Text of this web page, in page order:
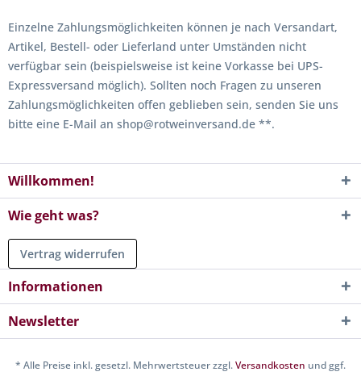
Einzelne Zahlungsmöglichkeiten können je nach Versandart,
Artikel, Bestell- oder Lieferland unter Umständen nicht
verfügbar sein (beispielsweise ist keine Vorkasse bei UPS-
Expressversand möglich). Sollten noch Fragen zu unseren
Zahlungsmöglichkeiten offen geblieben sein, senden Sie uns
bitte eine E-Mail an shop@rotweinversand.de **.
Willkommen!
Wie geht was?
Vertrag widerrufen
Informationen
Newsletter
* Alle Preise inkl. gesetzl. Mehrwertsteuer zzgl.Versandkosten und ggf.